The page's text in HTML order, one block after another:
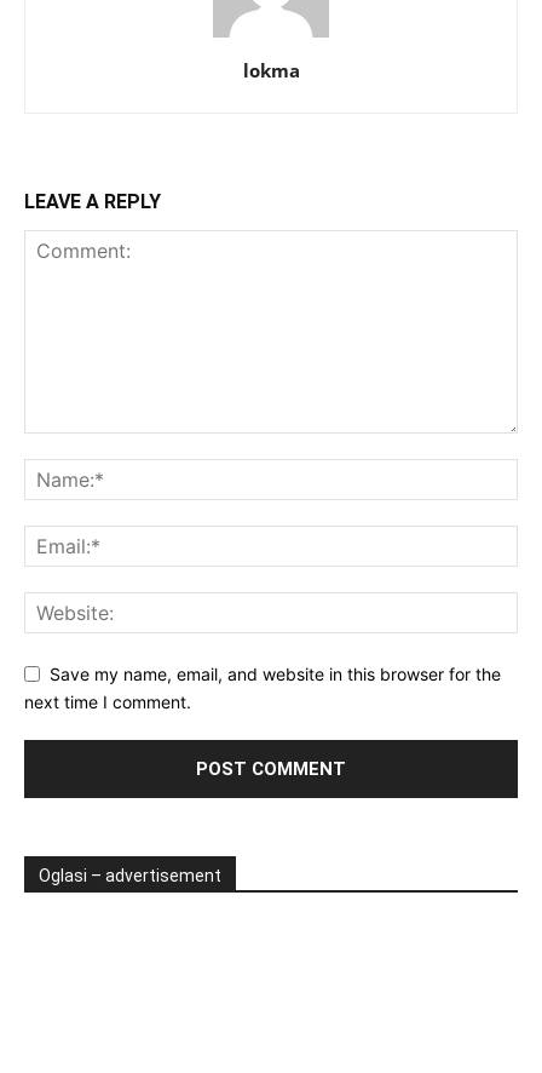
lokma
LEAVE A REPLY
Save my name, email, and website in this browser for the
next time I comment.
Oglasi – advertisement